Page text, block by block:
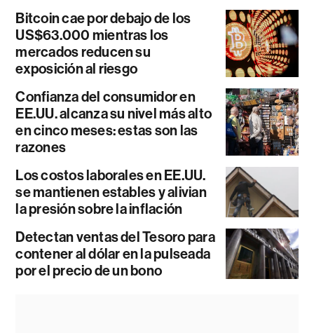
Bitcoin cae por debajo de los
US$63.000 mientras los
mercados reducen su
exposición al riesgo
Confianza del consumidor en
EE.UU. alcanza su nivel más alto
en cinco meses: estas son las
razones
Los costos laborales en EE.UU.
se mantienen estables y alivian
la presión sobre la inflación
Detectan ventas del Tesoro para
contener al dólar en la pulseada
por el precio de un bono